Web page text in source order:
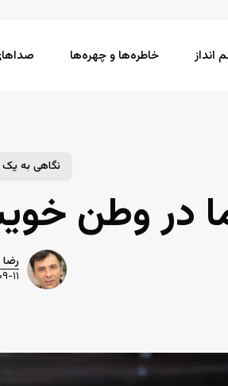
انداز خاطره‌ها و چهره‌ها
نگاهی به یک
در وطن